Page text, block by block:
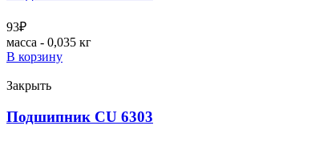
93₽
масса - 0,035 кг
В корзину
Закрыть
Подшипник CU 6303